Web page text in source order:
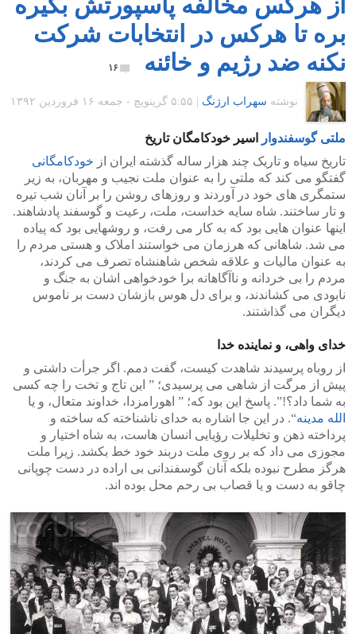
بره تا هرکس در انتخابات شرکت
نکنه ضد رژیم و خائنه
۱۶
نوشته سهراب ارژنگ ۵:۵۵ گرينويچ - جمعه ۱۶ فروردین ۱۳۹۲
ملتی گوسفندوار
اسیر خودکامگان تاریخ
تاریخ سیاه و تاریک چند هزار ساله گذشته ایران از خودکامگانی
گفتگو می کند که ملتی را به عنوان ملت نجیب و مهربان، به زیر
ستمگری های خود در آوردند و روزهای روشن را بر آنان شب تیره
و تار ساختند. شاه سایه خداست، ملت، رعیت و گوسفند پادشاهند.
اینها عنوان هایی بود که به کار می رفت، و روشهایی بود که پیاده
می شد. شاهانی که هرزمان می خواستند املاک و هستی مردم را
به عنوان مالیات و علاقه شخص شاهنشاه تصرف می کردند،
مردم را بی خردانه و ناآگاهانه برا خودخواهی اشان به جنگ و
نابودی می کشاندند، و برای دل هوس بازشان دست بر ناموس
دیگران می گذاشتند.
خدای واهی، و نماینده خدا
از روباه پرسیدند شاهدت کیست، گفت دمم. اگر جرأت داشتی و
پیش از مرگت از شاهی می پرسیدی؛ ” این تاج و تخت را چه کسی
به شما داد؟!”. پاسخ این بود که؛ ” اهورامزدا، خداوند متعال، و یا
الله مدینه“. در این جا اشاره به خدای ناشناخته که ساخته و
پرداخته ذهن و تخلیلات رؤیایی انسان هاست، به شاه اختیار و
مجوزی می داد که بر روی ملت دربند خود خط بکشد. زیرا ملت
هرگز مطرح نبوده بلکه آنان گوسفندانی بی اراده در دست چوپانی
چاقو به دست و یا قصاب بی رحم محل بوده اند.